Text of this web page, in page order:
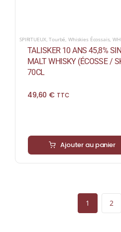
SPIRITUEUX,Tourbé,Whiskies Écossais,
TALISKER 10 ANS 45,8%
MALT WHISKY (ÉCOSSE /
70CL
49,60 € TTC
Ajouter au panier
1 2